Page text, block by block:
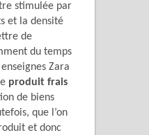
stimulée par
et la densité
de
du temps
Zara
produit frais
de biens
que l’on
et donc